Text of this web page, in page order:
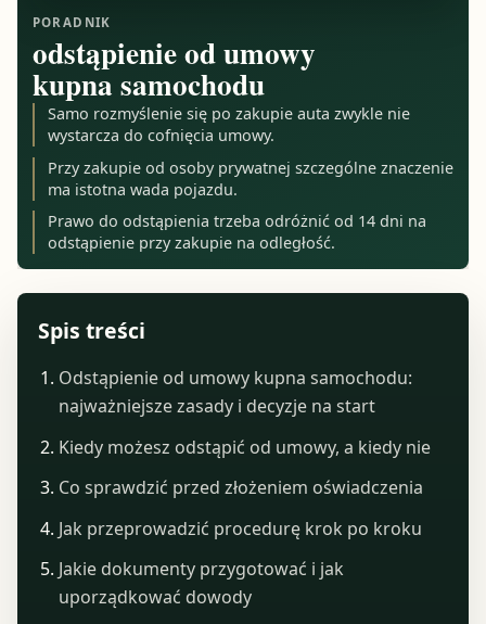
PORADNIK
odstąpienie od umowy
kupna samochodu
Samo rozmyślenie się po zakupie auta zwykle nie
wystarcza do cofnięcia umowy.
Przy zakupie od osoby prywatnej szczególne znaczenie
ma istotna wada pojazdu.
Prawo do odstąpienia trzeba odróżnić od 14 dni na
odstąpienie przy zakupie na odległość.
Spis treści
Odstąpienie od umowy kupna samochodu:
najważniejsze zasady i decyzje na start
Kiedy możesz odstąpić od umowy, a kiedy nie
Co sprawdzić przed złożeniem oświadczenia
Jak przeprowadzić procedurę krok po kroku
Jakie dokumenty przygotować i jak
uporządkować dowody